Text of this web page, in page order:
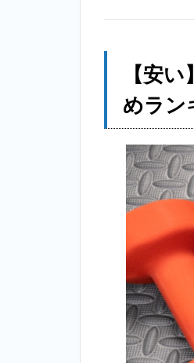
（OUTLINE
＿下丸子
2.2
ササ
イズ
コー
チ＿
3位：
ビーコンセ
プト（B
CONCEPT）
＿下丸子
2.4
4
【安
めラン